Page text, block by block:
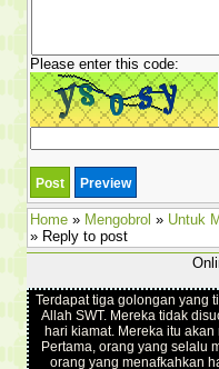
Please enter this code:
Home » Mengobrol » Untuk
» Reply to post
Terdapat tiga golongan yang
Allah SWT. Mereka tidak
hari kiamat. Mereka itu
Pertama, orang yang selalu
orang yang menafkahkan